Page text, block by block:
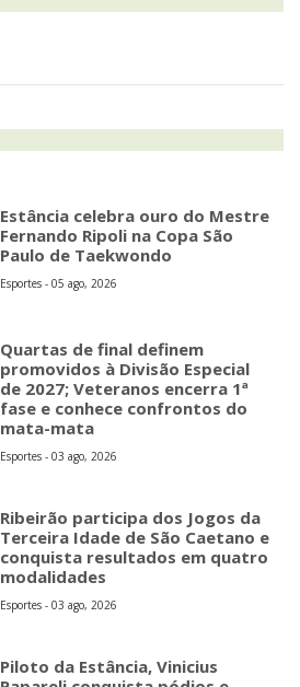
Estância celebra ouro do Mestre
Fernando Ripoli na Copa São
Paulo de Taekwondo
Esportes - 05 ago, 2026
Quartas de final definem
promovidos à Divisão Especial
de 2027; Veteranos encerra 1ª
fase e conhece confrontos do
mata-mata
Esportes - 03 ago, 2026
Ribeirão participa dos Jogos da
Terceira Idade de São Caetano e
conquista resultados em quatro
modalidades
Esportes - 03 ago, 2026
Piloto da Estância, Vinicius